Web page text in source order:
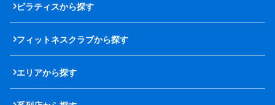
ピラティスから探す
フィットネスクラブから探す
エリアから探す